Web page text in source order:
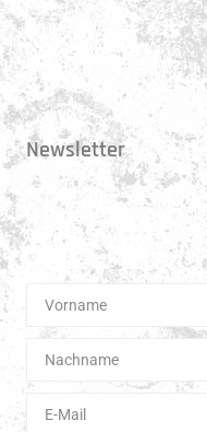
Standort
Hauptstrasse 31
3250 Lyss
Newsletter
Erhalte 1x pro Quartal
teilen wir gerne Spannendes
Boxen.